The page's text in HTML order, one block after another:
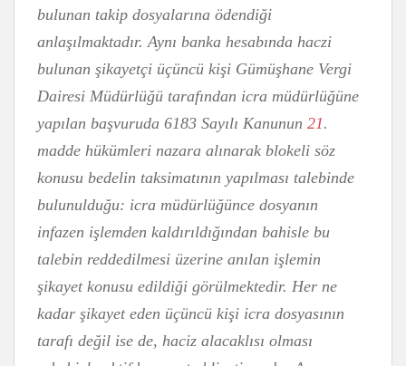
bulunan takip dosyalarına ödendiği
anlaşılmaktadır. Aynı banka hesabında haczi
bulunan şikayetçi üçüncü kişi Gümüşhane Vergi
Dairesi Müdürlüğü tarafından icra müdürlüğüne
yapılan başvuruda 6183 Sayılı Kanunun 21.
madde hükümleri nazara alınarak blokeli söz
konusu bedelin taksimatının yapılması talebinde
bulunulduğu: icra müdürlüğünce dosyanın
infazen işlemden kaldırıldığından bahisle bu
talebin reddedilmesi üzerine anılan işlemin
şikayet konusu edildiği görülmektedir. Her ne
kadar şikayet eden üçüncü kişi icra dosyasının
tarafı değil ise de, haciz alacaklısı olması